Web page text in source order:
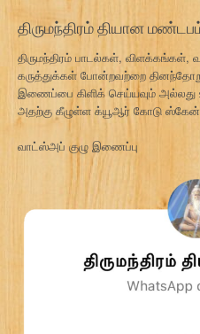
திருமந்திரம் தியான
திருமந்திரம் பாடல்கள்,
கருத்துக்கள் போன்றவற்றை
இணைப்பை கிளிக் செய்யவும்
அதற்கு கீழுள்ள க்யூஆர் கோடு ஸ்கேன்
வாட்ஸ்அப் குழு இணைப்பு